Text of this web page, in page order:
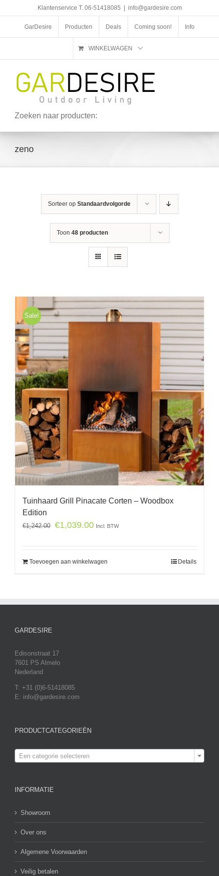
Klantenservice T. 06-51418085 info@gardesire.com
GarDesire Producten Deals Coming soon! Info
WINKELWAGEN
Zoeken naar producten:
zeno
Sorteer op Standaardvolgorde
Toon 48 producten
Sale!
Tuinhaard Grill Pinacate Corten – Woodbox
Edition
€1,242.00 €1,039.00 Incl. BTW
Toevoegen aan winkelwagen Details
GARDESIRE
Edisonstraat 17
7601 PS Almelo
Nederland
T: +31 (0)6-51418085
E: info@gardesire.com
PRODUCTCATEGORIEËN
Een categorie selecteren
INFORMATIE
Showroom
Over ons
Algemene Voorwaarden
Veilig betalen